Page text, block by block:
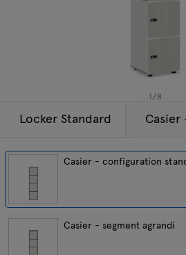
1/8
Locker Standard
Casier - configuration
Casier - segment agrandi